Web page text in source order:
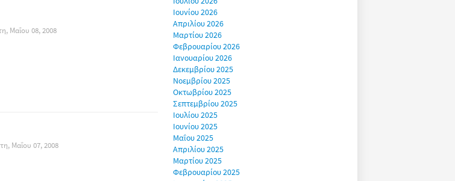
Μαΐου 08, 2008
Μαΐου 07, 2008
Ιουνίου 2026
Απριλίου 2026
Μαρτίου 2026
Φεβρουαρίου 2026
Ιανουαρίου 2026
Δεκεμβρίου 2025
Νοεμβρίου 2025
Οκτωβρίου 2025
Σεπτεμβρίου 2025
Ιουλίου 2025
Ιουνίου 2025
Μαΐου 2025
Απριλίου 2025
Μαρτίου 2025
Φεβρουαρίου 2025